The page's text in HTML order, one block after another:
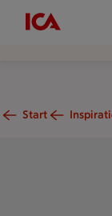
Start